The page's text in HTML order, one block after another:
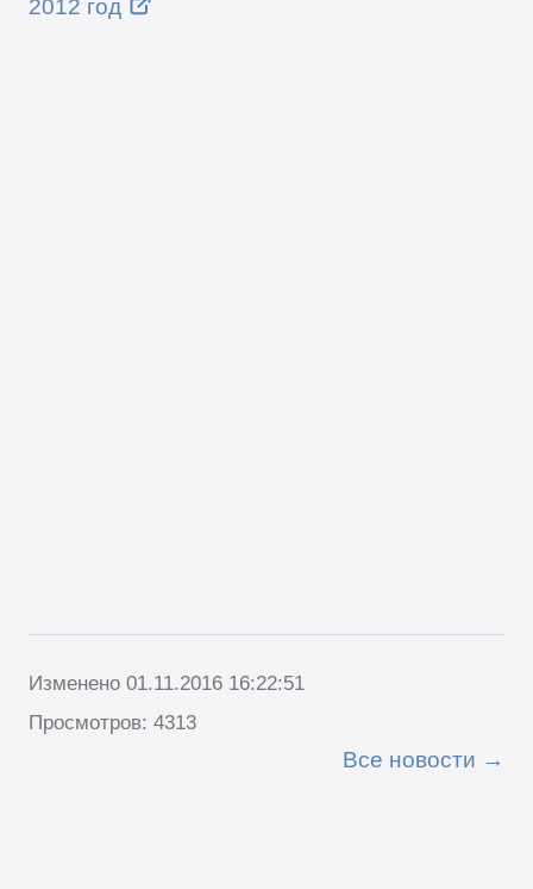
2012 год
Изменено 01.11.2016 16:22:51
Просмотров: 4313
Все новости